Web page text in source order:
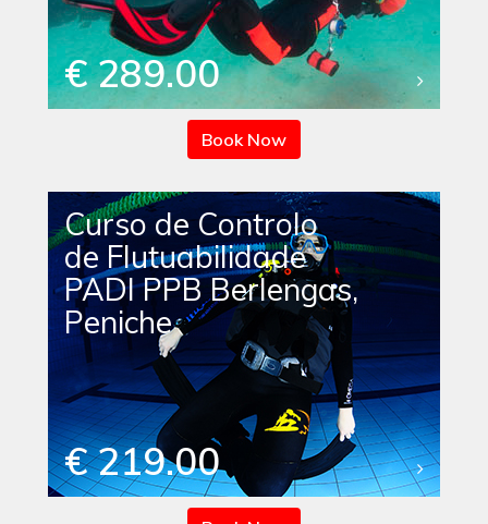
€ 289.00
Book Now
Curso de Controlo
de Flutuabilidade
PADI PPB Berlengas,
Peniche
€ 219.00